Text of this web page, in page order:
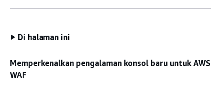
Di halaman ini
Memperkenalkan pengalaman konsol baru untuk AWS
WAF